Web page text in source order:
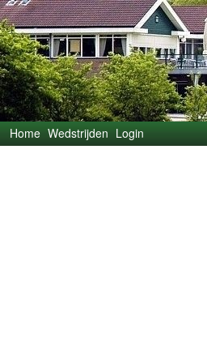
Home Wedstrijden Login